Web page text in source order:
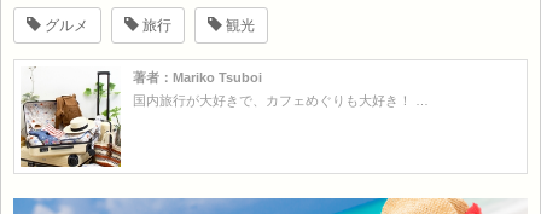
グルメ 旅行 観光
著者：Mariko Tsuboi
国内旅行が大好きで、カフェめぐりも大好き！ …